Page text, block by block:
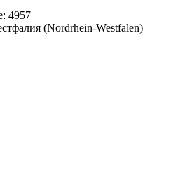
: 4957
(Nordrhein-Westfalen)